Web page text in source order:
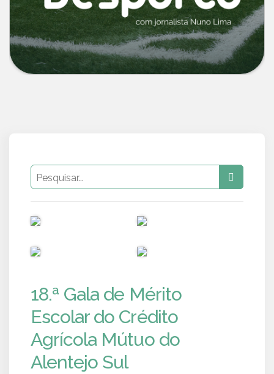
18.ª Gala de Mérito
Escolar do Crédito
Agrícola Mútuo do
Alentejo Sul